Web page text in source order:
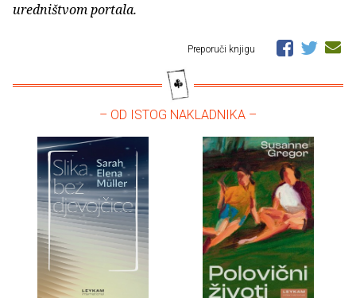
uredništvom portala.
Preporuči knjigu
– OD ISTOG NAKLADNIKA –